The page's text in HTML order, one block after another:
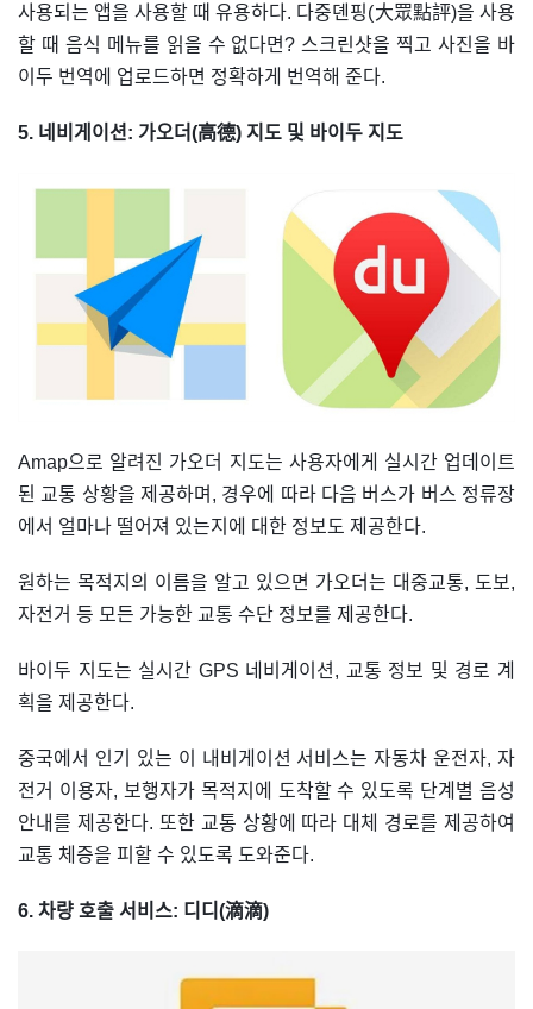
사용되는 앱을 사용할 때 유용하다. 다중뎬핑(大眾點評)을 사용
할 때 음식 메뉴를 읽을 수 없다면? 스크린샷을 찍고 사진을 바
이두 번역에 업로드하면 정확하게 번역해 준다.
5. 네비게이션: 가오더(高德) 지도 및 바이두 지도
Amap으로 알려진 가오더 지도는 사용자에게 실시간 업데이트
된 교통 상황을 제공하며, 경우에 따라 다음 버스가 버스 정류장
에서 얼마나 떨어져 있는지에 대한 정보도 제공한다.
원하는 목적지의 이름을 알고 있으면 가오더는 대중교통, 도보,
자전거 등 모든 가능한 교통 수단 정보를 제공한다.
바이두 지도는 실시간 GPS 네비게이션, 교통 정보 및 경로 계
획을 제공한다.
중국에서 인기 있는 이 내비게이션 서비스는 자동차 운전자, 자
전거 이용자, 보행자가 목적지에 도착할 수 있도록 단계별 음성
안내를 제공한다. 또한 교통 상황에 따라 대체 경로를 제공하여
교통 체증을 피할 수 있도록 도와준다.
6. 차량 호출 서비스: 디디(滴滴)